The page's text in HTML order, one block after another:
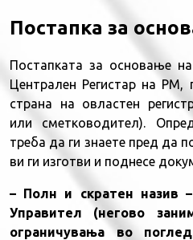
Постапка за
Постапката за основање
Централен Регистар на РМ,
страна на овластен
или сметководител).
треба да ги знаете пред да
ви ги изготви и поднесе
– Полн и скратен назив
Управител (негово
ограничувања во